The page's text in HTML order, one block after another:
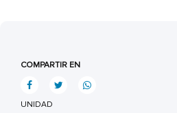
COMPARTIR EN
UNIDAD